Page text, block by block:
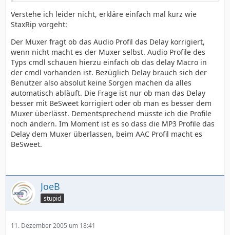
Verstehe ich leider nicht, erkläre einfach mal kurz wie
StaxRip vorgeht:
Der Muxer fragt ob das Audio Profil das Delay korrigiert,
wenn nicht macht es der Muxer selbst. Audio Profile des
Typs cmdl schauen hierzu einfach ob das delay Macro in
der cmdl vorhanden ist. Bezüglich Delay brauch sich der
Benutzer also absolut keine Sorgen machen da alles
automatisch abläuft. Die Frage ist nur ob man das Delay
besser mit BeSweet korrigiert oder ob man es besser dem
Muxer überlässt. Dementsprechend müsste ich die Profile
noch ändern. Im Moment ist es so dass die MP3 Profile das
Delay dem Muxer überlassen, beim AAC Profil macht es
BeSweet.
JoeB
stupid
11. Dezember 2005 um 18:41